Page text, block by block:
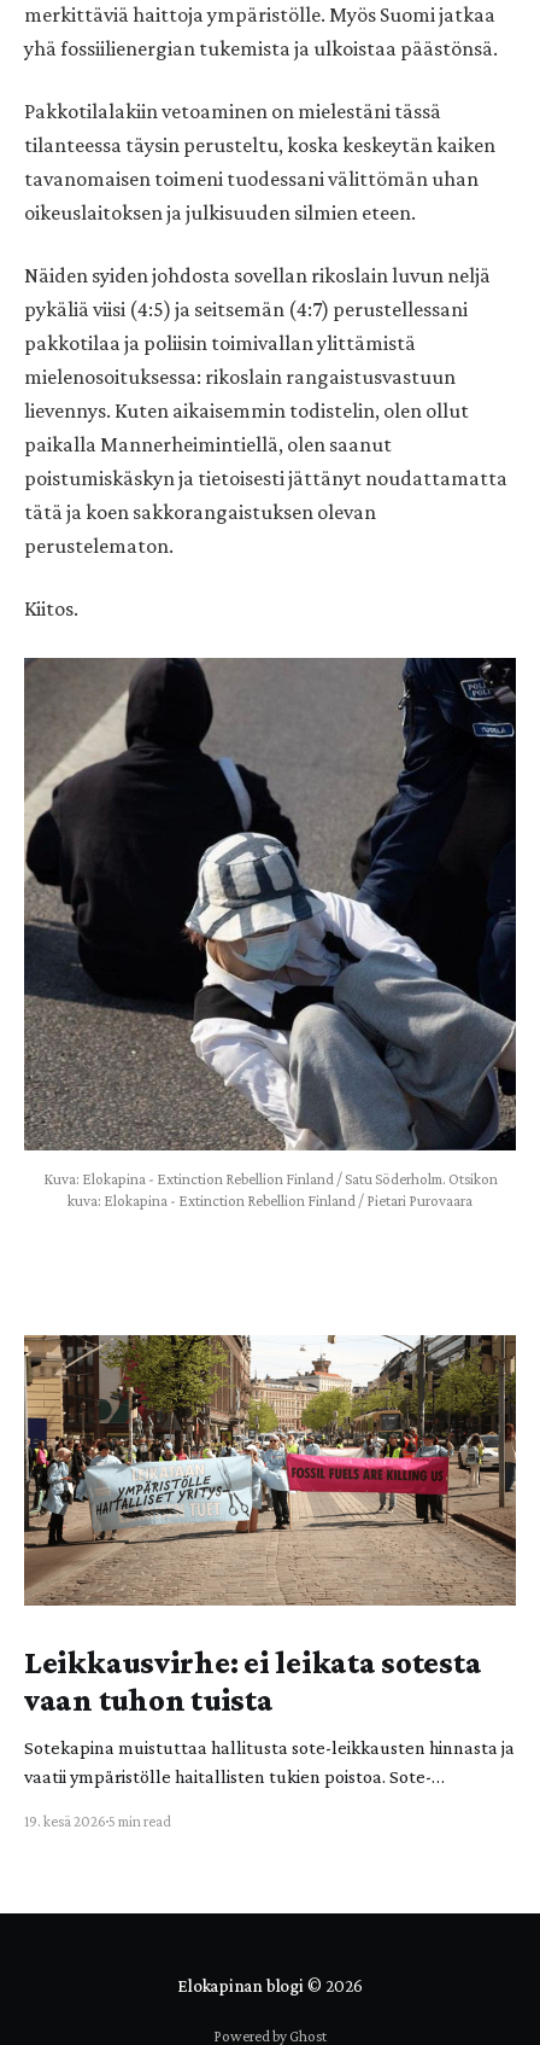
merkittäviä haittoja ympäristölle. Myös Suomi jatkaa
yhä fossiilienergian tukemista ja ulkoistaa päästönsä.
Pakkotilalakiin vetoaminen on mielestäni tässä
tilanteessa täysin perusteltu, koska keskeytän kaiken
tavanomaisen toimeni tuodessani välittömän uhan
oikeuslaitoksen ja julkisuuden silmien eteen.
Näiden syiden johdosta sovellan rikoslain luvun neljä
pykäliä viisi (4:5) ja seitsemän (4:7) perustellessani
pakkotilaa ja poliisin toimivallan ylittämistä
mielenosoituksessa: rikoslain rangaistusvastuun
lievennys. Kuten aikaisemmin todistelin, olen ollut
paikalla Mannerheimintiellä, olen saanut
poistumiskäskyn ja tietoisesti jättänyt noudattamatta
tätä ja koen sakkorangaistuksen olevan
perustelematon.
Kiitos.
Kuva: Elokapina - Extinction Rebellion Finland / Satu Söderholm. Otsikon
kuva: Elokapina - Extinction Rebellion Finland / Pietari Purovaara
Leikkausvirhe: ei leikata sotesta
vaan tuhon tuista
Sotekapina muistuttaa hallitusta sote-leikkausten hinnasta ja
vaatii ympäristölle haitallisten tukien poistoa. Sote-
laajasti eri sote-alojen osaajia.
19. kesä 2026 5 min read
Elokapinan blogi © 2026
Powered by Ghost